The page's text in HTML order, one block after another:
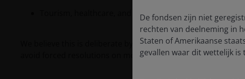
Tourism, healthcare, and people-to-people exchanges.
We believe this is deliberate by design as both parties
avoid forced resolutions on more contentious issues.
De fondsen zijn niet
rechten van deelneming in
Staten of Amerikaanse
gevallen waar dit wettelijk is